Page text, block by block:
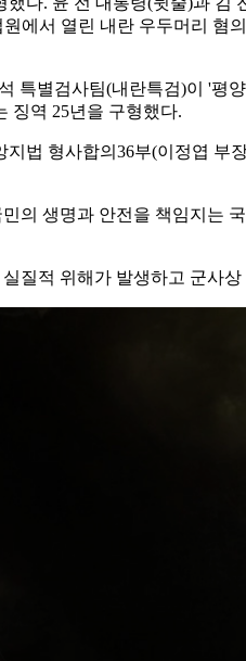
에서 열린 내란 우두머리 혐
특별검사팀(내란특검)이 '평
징역 25년을 구형했다.
지법 형사합의36부(이정엽 부
의 생명과 안전을 책임지는
질적 위해가 발생하고 군사